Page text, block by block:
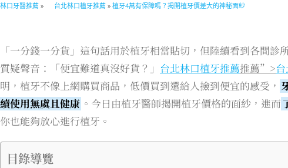
林口牙醫推薦 » 台北林口植牙推薦 » 植牙4萬有保障嗎？揭開植牙價差大的神秘面紗
「一分錢一分貨」這句話用於植牙相當貼切，但陸續看到各間
質疑聲音：「便宜難道真沒好貨？」 台北林口植牙推薦推薦”>
明，植牙不像上網購買商品，低價買到還給人撿到便宜的感受，
續使用無虞且健康 。今日由植牙醫師揭開植牙價格的面紗，進而
你也能夠放心進行植牙。
目錄導覽